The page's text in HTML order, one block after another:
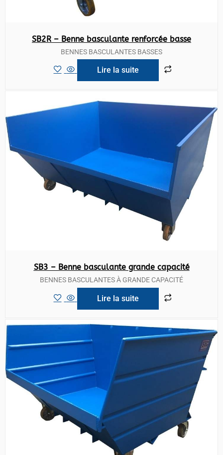
SB2R – Benne basculante renforcée basse
BENNES BASCULANTES BASSES
Lire la suite
SB3 – Benne basculante grande capacité
BENNES BASCULANTES À GRANDE CAPACITÉ
Lire la suite